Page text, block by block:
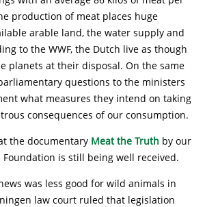
production of meat places huge
arable land, the water supply and
to the WWF, the Dutch live as though
planets at their disposal. On the same
questions to the ministers
what measures they intend on taking
consequences of our consumption.
the documentary Meat the Truth by our
Foundation is still being well received.
was less good for wild animals in
law court ruled that legislation